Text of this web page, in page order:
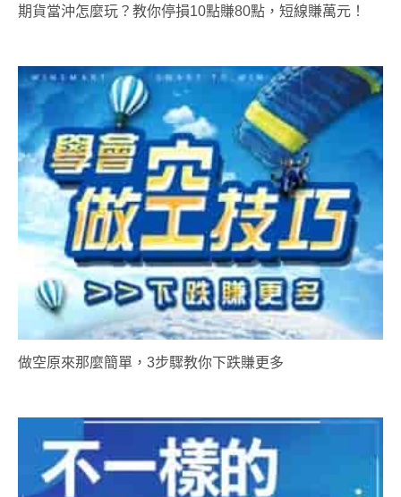
期貨當沖怎麼玩？教你停損10點賺80點，短線賺萬元！
做空原來那麼簡單，3步驟教你下跌賺更多